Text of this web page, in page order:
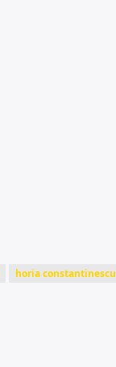
horia constantinescu